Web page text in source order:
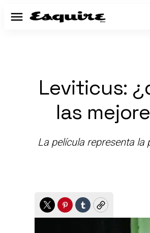
Menú
Leviticus:
las
La película representa
TwitterPinterest
TumblrCopy